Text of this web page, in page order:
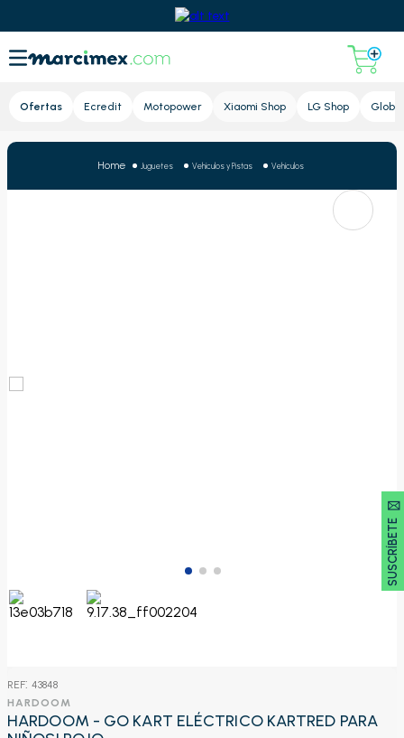
Ofertas Ecredit Motopower Xiaomi Shop LG Shop Global
SUSCRÍBETE 🖂
Juguetes Vehículos y Pistas Vehículos
: 43848
HARDOOM
HARDOOM - GO KART ELÉCTRICO KARTRED PARA